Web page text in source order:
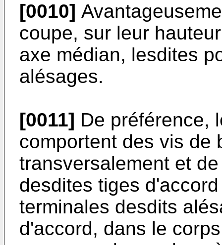
[0010]
coupe, sur leur
axe médian, lesdites
alésages.
[0011] De préférence,
comportent des vis de
transversalement et
desdites tiges
terminales desdits
d'accord, dans le